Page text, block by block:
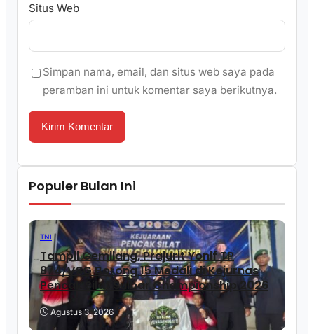
Situs Web
Simpan nama, email, dan situs web saya pada
peramban ini untuk komentar saya berikutnya.
Populer Bulan Ini
TNI
Tampil Gemilang, Prajurit Yonif TP
874/VSG Borong 15 Medali di Kejurnas
Pencak Silat Sulbar Championship 2026
Agustus 3, 2026